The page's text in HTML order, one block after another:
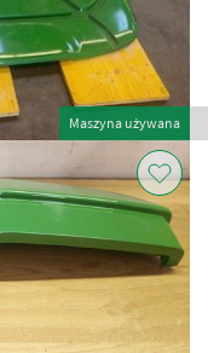
Maszyna używana